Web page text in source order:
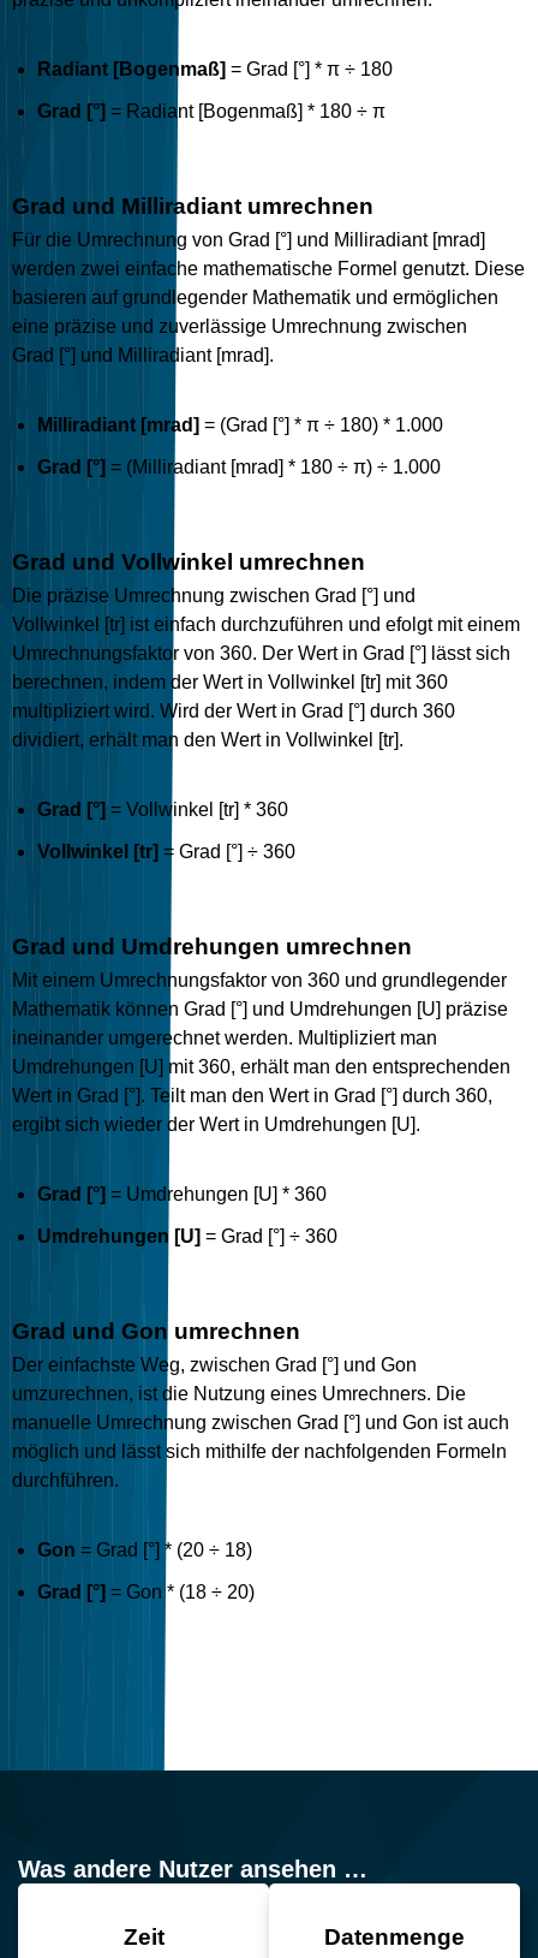
Radiant [Bogenmaß] = Grad [°] * π ÷ 180
Grad [°] = Radiant [Bogenmaß] * 180 ÷ π
Grad und Milliradiant umrechnen
Für die Umrechnung von Grad [°] und Milliradiant [mrad]
werden zwei einfache mathematische Formel genutzt. Diese
basieren auf grundlegender Mathematik und ermöglichen
eine präzise und zuverlässige Umrechnung zwischen
Grad [°] und Milliradiant [mrad].
Milliradiant [mrad] = (Grad [°] * π ÷ 180) * 1.000
Grad [°] = (Milliradiant [mrad] * 180 ÷ π) ÷ 1.000
Grad und Vollwinkel umrechnen
Die präzise Umrechnung zwischen Grad [°] und
Vollwinkel [tr] ist einfach durchzuführen und efolgt mit einem
Umrechnungsfaktor von 360. Der Wert in Grad [°] lässt sich
berechnen, indem der Wert in Vollwinkel [tr] mit 360
multipliziert wird. Wird der Wert in Grad [°] durch 360
dividiert, erhält man den Wert in Vollwinkel [tr].
Grad [°] = Vollwinkel [tr] * 360
Vollwinkel [tr] = Grad [°] ÷ 360
Grad und Umdrehungen umrechnen
Mit einem Umrechnungsfaktor von 360 und grundlegender
Mathematik können Grad [°] und Umdrehungen [U] präzise
ineinander umgerechnet werden. Multipliziert man
Umdrehungen [U] mit 360, erhält man den entsprechenden
Wert in Grad [°]. Teilt man den Wert in Grad [°] durch 360,
ergibt sich wieder der Wert in Umdrehungen [U].
Grad [°] = Umdrehungen [U] * 360
Umdrehungen [U] = Grad [°] ÷ 360
Grad und Gon umrechnen
Der einfachste Weg, zwischen Grad [°] und Gon
umzurechnen, ist die Nutzung eines Umrechners. Die
manuelle Umrechnung zwischen Grad [°] und Gon ist auch
möglich und lässt sich mithilfe der nachfolgenden Formeln
durchführen.
Gon = Grad [°] * (20 ÷ 18)
Grad [°] = Gon * (18 ÷ 20)
Was andere Nutzer ansehen …
Zeit Datenmenge